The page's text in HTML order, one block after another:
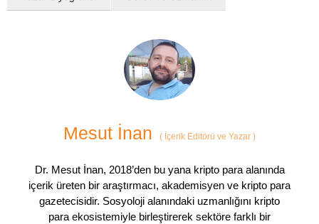
Mesut İnan ( İçerik Editörü ve Yazar )
Dr. Mesut İnan, 2018’den bu yana kripto para alanında
içerik üreten bir araştırmacı, akademisyen ve kripto para
gazetecisidir. Sosyoloji alanındaki uzmanlığını kripto
para ekosistemiyle birleştirerek sektöre farklı bir